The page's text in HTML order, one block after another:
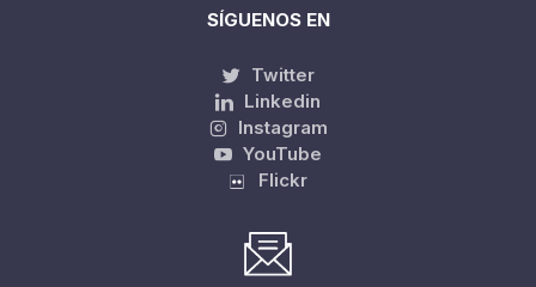
SÍGUENOS EN
Twitter
Linkedin
Instagram
YouTube
Flickr